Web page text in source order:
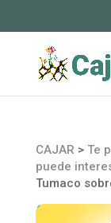
CAJAR > Te
puede
Tumaco